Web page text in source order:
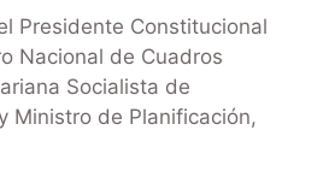
Presidente Constitucional
Nacional de Cuadros
Socialista de
Ministro de Planificación,